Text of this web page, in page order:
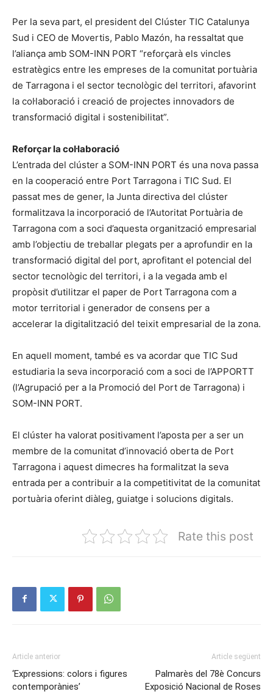
Per la seva part, el president del Clúster TIC Catalunya
Sud i CEO de Movertis, Pablo Mazón, ha ressaltat que
l’aliança amb SOM-INN PORT “reforçarà els vincles
estratègics entre les empreses de la comunitat portuària
de Tarragona i el sector tecnològic del territori, afavorint
la col·laboració i creació de projectes innovadors de
transformació digital i sostenibilitat”.
Reforçar la col·laboració
L’entrada del clúster a SOM-INN PORT és una nova passa
en la cooperació entre Port Tarragona i TIC Sud. El
passat mes de gener, la Junta directiva del clúster
formalitzava la incorporació de l’Autoritat Portuària de
Tarragona com a soci d’aquesta organització empresarial
amb l’objectiu de treballar plegats per a aprofundir en la
transformació digital del port, aprofitant el potencial del
sector tecnològic del territori, i a la vegada amb el
propòsit d’utilitzar el paper de Port Tarragona com a
motor territorial i generador de consens per a
accelerar la digitalització del teixit empresarial de la zona.
En aquell moment, també es va acordar que TIC Sud
estudiaria la seva incorporació com a soci de l’APPORTT
(l’Agrupació per a la Promoció del Port de Tarragona) i
SOM-INN PORT.
El clúster ha valorat positivament l’aposta per a ser un
membre de la comunitat d’innovació oberta de Port
Tarragona i aquest dimecres ha formalitzat la seva
entrada per a contribuir a la competitivitat de la comunitat
portuària oferint diàleg, guiatge i solucions digitals.
Rate this post
Article anterior
‘Expressions: colors i figures
contemporànies’
Article següent
Palmarès del 78è Concurs
Exposició Nacional de Roses